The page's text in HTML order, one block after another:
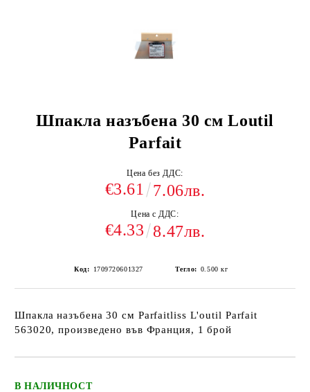
Шпакла назъбена 30 см Loutil
Parfait
Цена без ДДС:
€3.61 7.06лв.
Цена с ДДС:
€4.33 8.47лв.
Код: 1709720601327 Тегло: 0.500 кг
Шпакла назъбена 30 см Parfaitliss L'outil Parfait
563020, произведено във Франция, 1 брой
В НАЛИЧНОСТ